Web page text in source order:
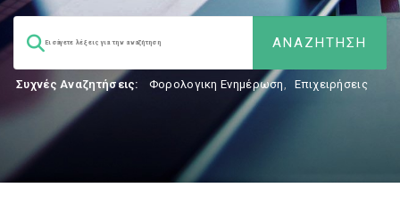
Συχνές Αναζητήσεις: Φορολογικη Ενημέρωση, Επιχειρήσεις